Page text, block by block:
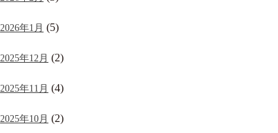
2026年1月 (5)
2025年12月 (2)
2025年11月 (4)
2025年10月 (2)